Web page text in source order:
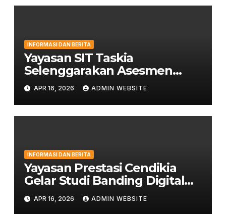
INFORMASI DAN BERITA
Yayasan SIT Taskia
Selenggarakan Asesmen
Kepemimpinan untuk
Penguatan Mutu Pendidikan
APR 16, 2026 ADMIN WEBSITE
INFORMASI DAN BERITA
Yayasan Prestasi Cendikia
Gelar Studi Banding Digital
Classroom ke LPIT Thariq bin
Ziyad
APR 16, 2026 ADMIN WEBSITE